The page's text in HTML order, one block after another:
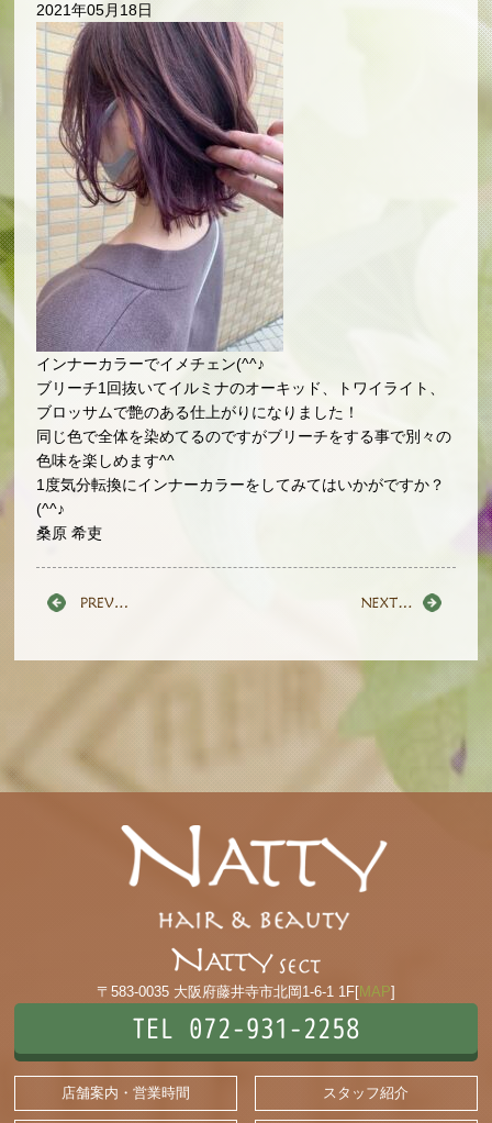
2021年05月18日
インナーカラーでイメチェン(^^♪
ブリーチ1回抜いてイルミナのオーキッド、トワイライト、
ブロッサムで艶のある仕上がりになりました！
同じ色で全体を染めてるのですがブリーチをする事で別々の
色味を楽しめます^^
1度気分転換にインナーカラーをしてみてはいかがですか？
(^^♪
桑原 希吏
〒583-0035 大阪府藤井寺市北岡1-6-1 1F[MAP]
TEL 072-931-2258
店舗案内・営業時間 スタッフ紹介